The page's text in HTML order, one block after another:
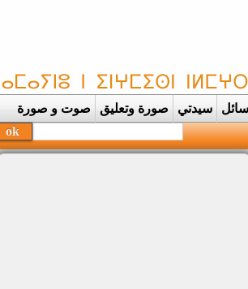
سيدتي صورة وتعليق صوت و صورة